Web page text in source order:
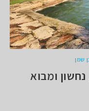
שמן
נחשון ומבוא